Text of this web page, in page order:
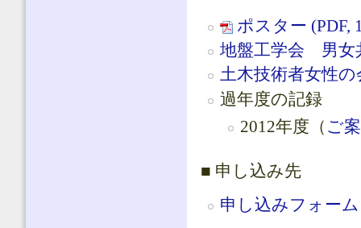
ポスター (PDF,
地盤工学会 男女
土木技術者女性の
過年度の記録
2012年度（ ご
■ 申し込み先
申し込みフォーム